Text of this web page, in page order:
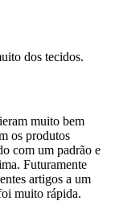
dos tecidos.
muito bem
os produtos
com um padrão e
Futuramente
artigos a um
muito rápida.